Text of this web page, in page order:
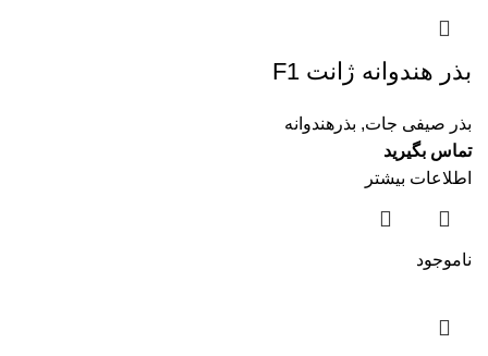
بذر هندوانه ژانت F1
بذر صیفی جات, بذرهندوانه
تماس بگیرید
اطلاعات بیشتر
ناموجود